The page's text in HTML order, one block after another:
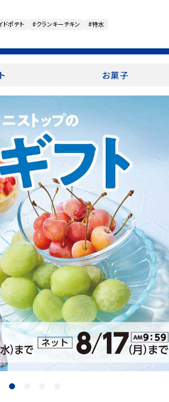
ドポテト #クランキーチキン #特水
お菓子